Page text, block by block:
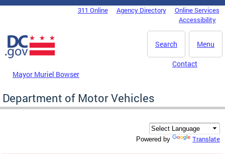
Skip to main content
DC Agency Top Menu311 Online Agency Directory
Online Services
Accessibility
Menu
Search
Mayor Muriel Bowser
Contact
Department of Motor Vehicles
Powered by Translate